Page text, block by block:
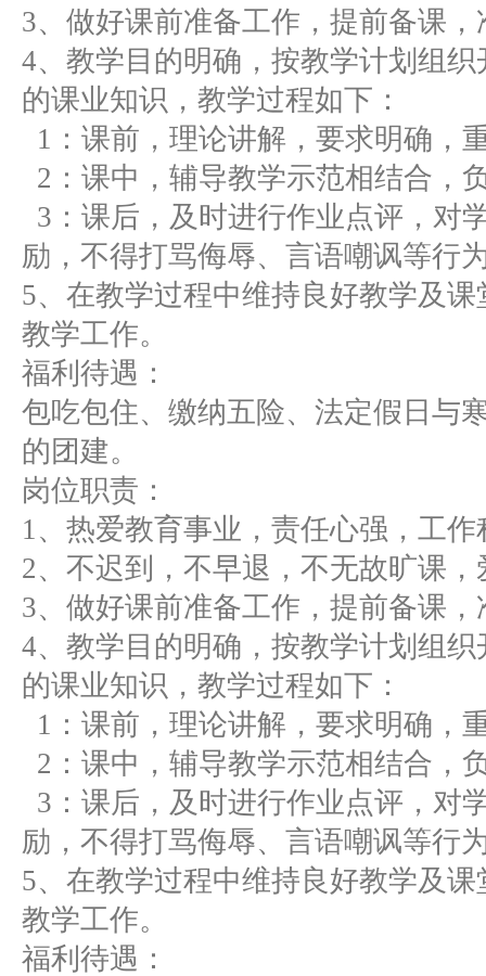
3、做好课前准备工作，提前备课
4、教学目的明确，按教学计划组
的课业知识，教学过程如下：
1：课前，理论讲解，要求明确，
2：课中，辅导教学示范相结合，
3：课后，及时进行作业点评，对
励，不得打骂侮辱、言语嘲讽等行
5、在教学过程中维持良好教学及
教学工作。
福利待遇：
包吃包住、缴纳五险、法定假日与
的团建。
岗位职责：
1、热爱教育事业，责任心强，工
2、不迟到，不早退，不无故旷课，
3、做好课前准备工作，提前备课
4、教学目的明确，按教学计划组
的课业知识，教学过程如下：
1：课前，理论讲解，要求明确，
2：课中，辅导教学示范相结合，
3：课后，及时进行作业点评，对
励，不得打骂侮辱、言语嘲讽等行
5、在教学过程中维持良好教学及
教学工作。
福利待遇：